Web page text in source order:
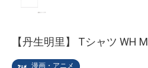
漫画・アニメ
【丹生明里】 Tシャツ WH M